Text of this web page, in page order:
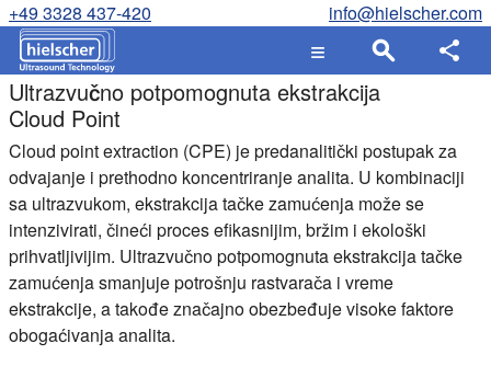
+49 3328 437-420 info@hielscher.com
Ultrazvučno potpomognuta ekstrakcija
Cloud Point
Cloud point extraction (CPE) je predanalitički postupak za
odvajanje i prethodno koncentriranje analita. U kombinaciji
sa ultrazvukom, ekstrakcija tačke zamućenja može se
intenzivirati, čineći proces efikasnijim, bržim i ekološki
prihvatljivijim. Ultrazvučno potpomognuta ekstrakcija tačke
zamućenja smanjuje potrošnju rastvarača i vreme
ekstrakcije, a takođe značajno obezbeđuje visoke faktore
obogaćivanja analita.